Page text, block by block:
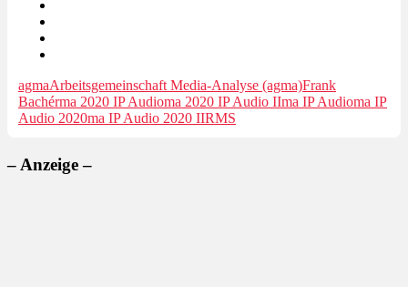
agmaArbeitsgemeinschaft Media-Analyse (agma)Frank
Bachérma 2020 IP Audioma 2020 IP Audio IIma IP Audioma IP
Audio 2020ma IP Audio 2020 IIRMS
– Anzeige –